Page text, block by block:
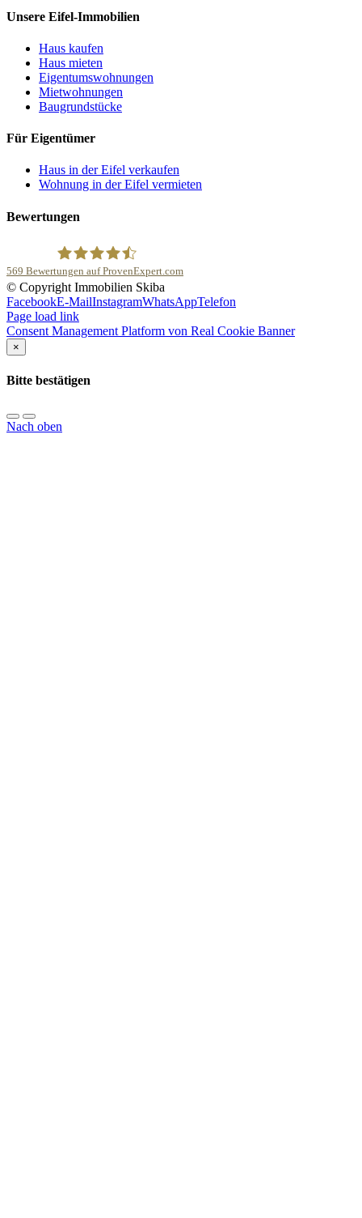
Unsere Eifel-Immobilien
Haus kaufen
Haus mieten
Eigentumswohnungen
Mietwohnungen
Baugrundstücke
Für Eigentümer
Haus in der Eifel verkaufen
Wohnung in der Eifel vermieten
Bewertungen
Immobilien Skiba
569 Bewertungen auf ProvenExpert.com
© Copyright Immobilien Skiba
FacebookE-MailInstagramWhatsAppTelefon
Page load link
Consent Management Platform von Real Cookie Banner
×
Bitte bestätigen
Nach oben